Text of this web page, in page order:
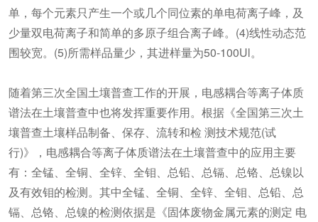
单，每个元素只产生一个或几个同位素的单电荷离子峰，及
少量双电荷离子和简单的多原子组合离子峰。(4)线性动态范
围较宽。(5)所需样品量少，其进样量为50-100Ul。
随着第三次全国土壤普查工作的开展，电感耦合等离子体质
谱法在土壤普查中也将发挥重要作用。根据《全国第三次土
壤普查土壤样品制备、保存、流转和检 测技术规范(试
行)》，电感耦合等离子体质谱法在土壤普查中的应用主要
有：全锰、全铜、全锌、全钼、总铅、总镉、总铬、总镍以
及有效钼的检测。其中全锰、全铜、全锌、全钼、总铅、总
镉、总铬、总镍的检测依据是《固体废物金属元素的测定 电